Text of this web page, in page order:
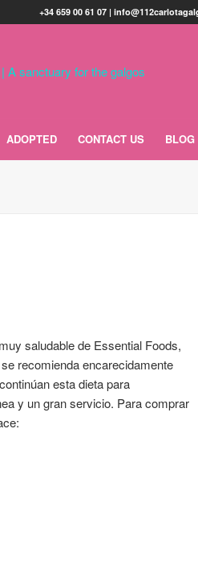
+34 659 00 61 07 |
ADOPTED CONTACT US BLOG
saludable de Essential Foods,
recomienda encarecidamente
esta dieta para
y un gran servicio. Para comprar